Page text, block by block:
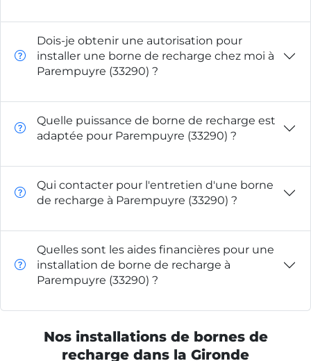
Dois-je obtenir une autorisation pour
installer une borne de recharge chez moi à
Parempuyre (33290) ?
Quelle puissance de borne de recharge est
adaptée pour Parempuyre (33290) ?
Qui contacter pour l'entretien d'une borne
de recharge à Parempuyre (33290) ?
Quelles sont les aides financières pour une
installation de borne de recharge à
Parempuyre (33290) ?
Nos installations de bornes de
recharge dans la Gironde